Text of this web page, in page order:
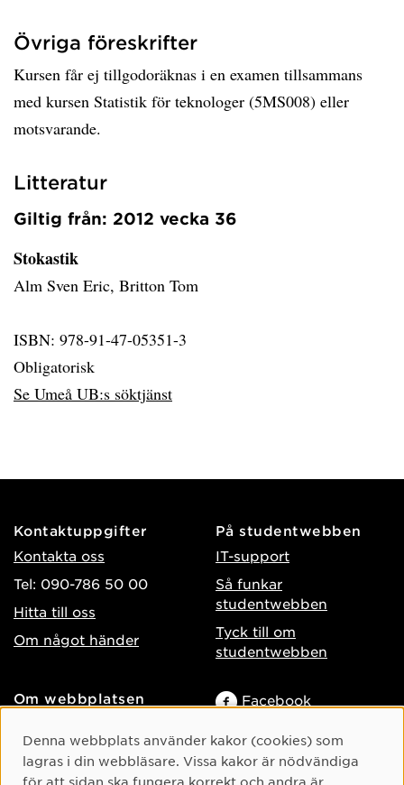
Övriga föreskrifter
Kursen får ej tillgodoräknas i en examen tillsammans
med kursen Statistik för teknologer (5MS008) eller
motsvarande.
Litteratur
Giltig från: 2012 vecka 36
Stokastik
Alm Sven Eric, Britton Tom
ISBN: 978-91-47-05351-3
Obligatorisk
Se Umeå UB:s söktjänst
Kontaktuppgifter
Kontakta oss
Tel: 090-786 50 00
Hitta till oss
Om något händer
På studentwebben
IT-support
Så funkar
studentwebben
Tyck till om
studentwebben
Om webbplatsen
Behandling av
personuppgifter
Facebook
TikTok
Cookie-samtycke
Denna webbplats använder kakor (cookies) som
lagras i din webbläsare. Vissa kakor är nödvändiga
för att sidan ska fungera korrekt och andra är